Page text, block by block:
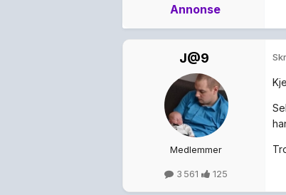
Annonse
J@9
Medlemmer
3 561 125